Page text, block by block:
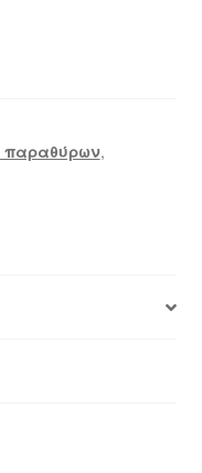
παραθύρων,